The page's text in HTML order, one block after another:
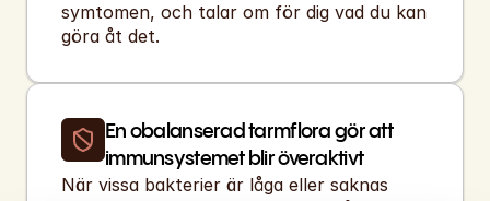
symtomen, och talar om för dig vad du kan
göra åt det.
En obalanserad tarmflora gör att
immunsystemet blir överaktivt
När vissa bakterier är låga eller saknas